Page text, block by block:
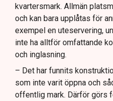
kvartersmark. Allmän
och kan bara upplåtas för
exempel en uteservering,
inte ha alltför omfattande
och inglasning.
– Det har funnits
som inte varit öppna och
offentlig mark. Därför görs